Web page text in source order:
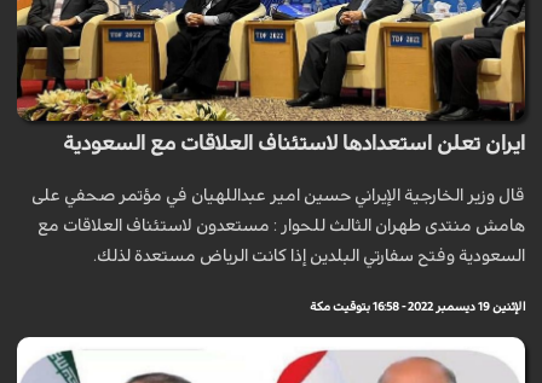
ايران تعلن استعدادها لاستئناف العلاقات مع السعودية
قال وزير الخارجية الإيراني حسين امير عبداللهيان في مؤتمر صحفي على
هامش منتدى طهران الثالث للحوار : مستعدون لاستئناف العلاقات مع
السعودية وفتح سفارتي البلدين إذا كانت الرياض مستعدة لذلك.
الإثنين 19 ديسمبر 2022 - 16:58 بتوقيت مكة